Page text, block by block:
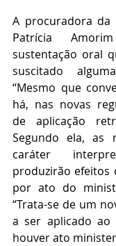
A procuradora da
Patrícia
sustentação oral
suscitado
“Mesmo que
há, nas novas
de aplicação
Segundo ela, as
caráter
produzirão efeitos
por ato do
“Trata-se de um
a ser aplicado
houver ato